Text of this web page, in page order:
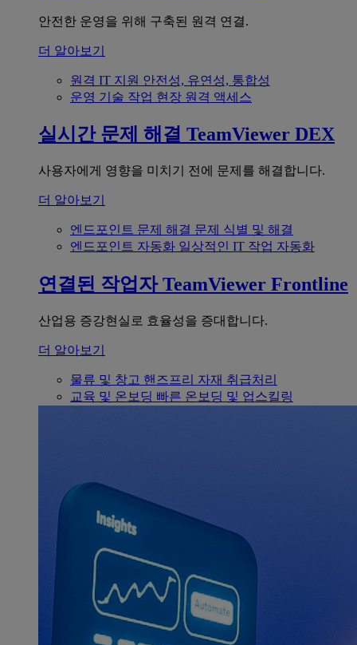
안전한 운영을 위해 구축된 원격 연결.
더 알아보기
원격 IT 지원 안전성, 유연성, 통합성
운영 기술 작업 현장 원격 액세스
실시간 문제 해결 TeamViewer DEX
사용자에게 영향을 미치기 전에 문제를 해결합니다.
더 알아보기
엔드포인트 문제 해결 문제 식별 및 해결
엔드포인트 자동화 일상적인 IT 작업 자동화
연결된 작업자 TeamViewer Frontline
산업용 증강현실로 효율성을 증대합니다.
더 알아보기
물류 및 창고 핸즈프리 자재 취급처리
교육 및 온보딩 빠른 온보딩 및 업스킬링